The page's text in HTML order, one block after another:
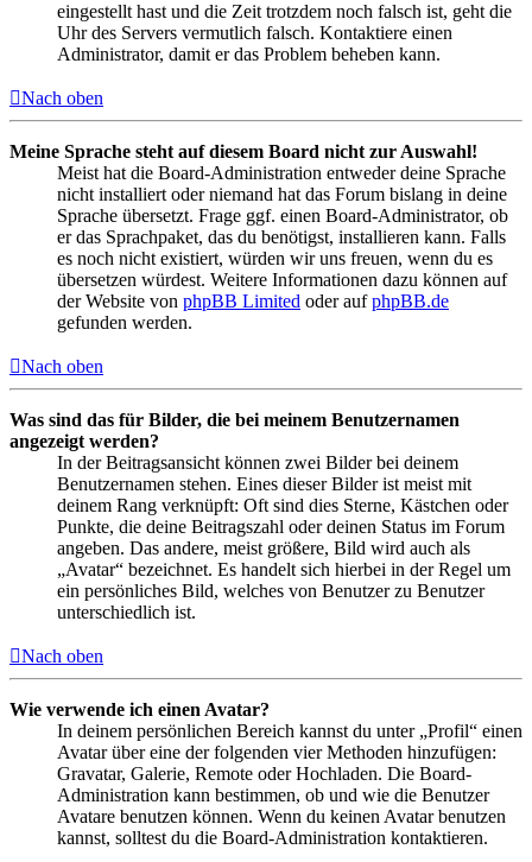
eingestellt hast und die Zeit trotzdem noch falsch ist, geht die
Uhr des Servers vermutlich falsch. Kontaktiere einen
Administrator, damit er das Problem beheben kann.
Nach oben
Meine Sprache steht auf diesem Board nicht zur Auswahl!
Meist hat die Board-Administration entweder deine Sprache
nicht installiert oder niemand hat das Forum bislang in deine
Sprache übersetzt. Frage ggf. einen Board-Administrator, ob
er das Sprachpaket, das du benötigst, installieren kann. Falls
es noch nicht existiert, würden wir uns freuen, wenn du es
übersetzen würdest. Weitere Informationen dazu können auf
der Website von phpBB Limited oder aufphpBB.de
gefunden werden.
Nach oben
Was sind das für Bilder, die bei meinem Benutzernamen
angezeigt werden?
In der Beitragsansicht können zwei Bilder bei deinem
Benutzernamen stehen. Eines dieser Bilder ist meist mit
deinem Rang verknüpft: Oft sind dies Sterne, Kästchen oder
Punkte, die deine Beitragszahl oder deinen Status im Forum
angeben. Das andere, meist größere, Bild wird auch als
„Avatar“ bezeichnet. Es handelt sich hierbei in der Regel um
ein persönliches Bild, welches von Benutzer zu Benutzer
unterschiedlich ist.
Nach oben
Wie verwende ich einen Avatar?
In deinem persönlichen Bereich kannst du unter „Profil“ einen
Avatar über eine der folgenden vier Methoden hinzufügen:
Gravatar, Galerie, Remote oder Hochladen. Die Board-
Administration kann bestimmen, ob und wie die Benutzer
Avatare benutzen können. Wenn du keinen Avatar benutzen
kannst, solltest du die Board-Administration kontaktieren.